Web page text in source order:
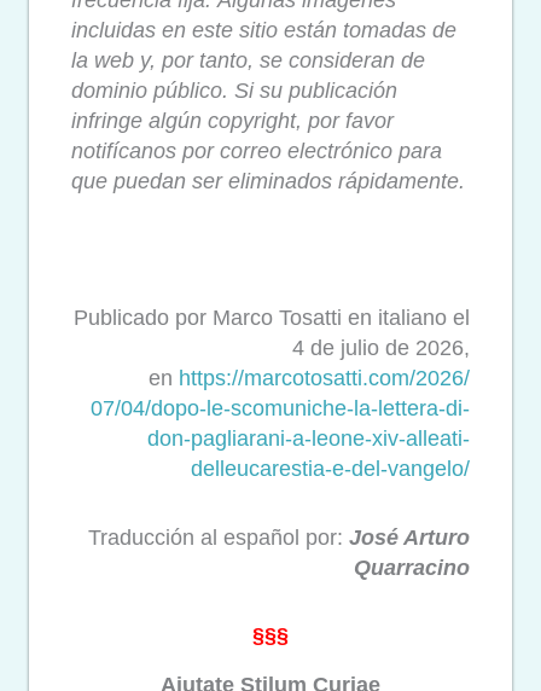
incluidas en este sitio están tomadas de
la web y, por tanto, se consideran de
dominio público. Si su publicación
infringe algún copyright, por favor
notifícanos por correo electrónico para
que puedan ser eliminados rápidamente.
Publicado por Marco Tosatti en italiano el
4 de julio de 2026,
en https://marcotosatti.com/2026/
07/04/dopo-le-scomuniche-la- lettera-di-
don-pagliarani-a- leone-xiv-alleati-
delleucarestia-e-del-vangelo/
Traducción al español por: José Arturo
Quarracino
§§§
Aiutate Stilum Curiae